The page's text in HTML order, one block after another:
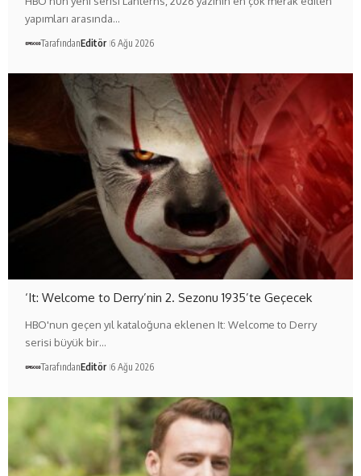
yapımları arasında…
TarafındanEditör 6 Ağu 2026
‘It: Welcome to Derry’nin 2. Sezonu 1935’te Geçecek
HBO'nun geçen yıl kataloğuna eklenen It: Welcome to Derry
serisi büyük bir…
TarafındanEditör 6 Ağu 2026